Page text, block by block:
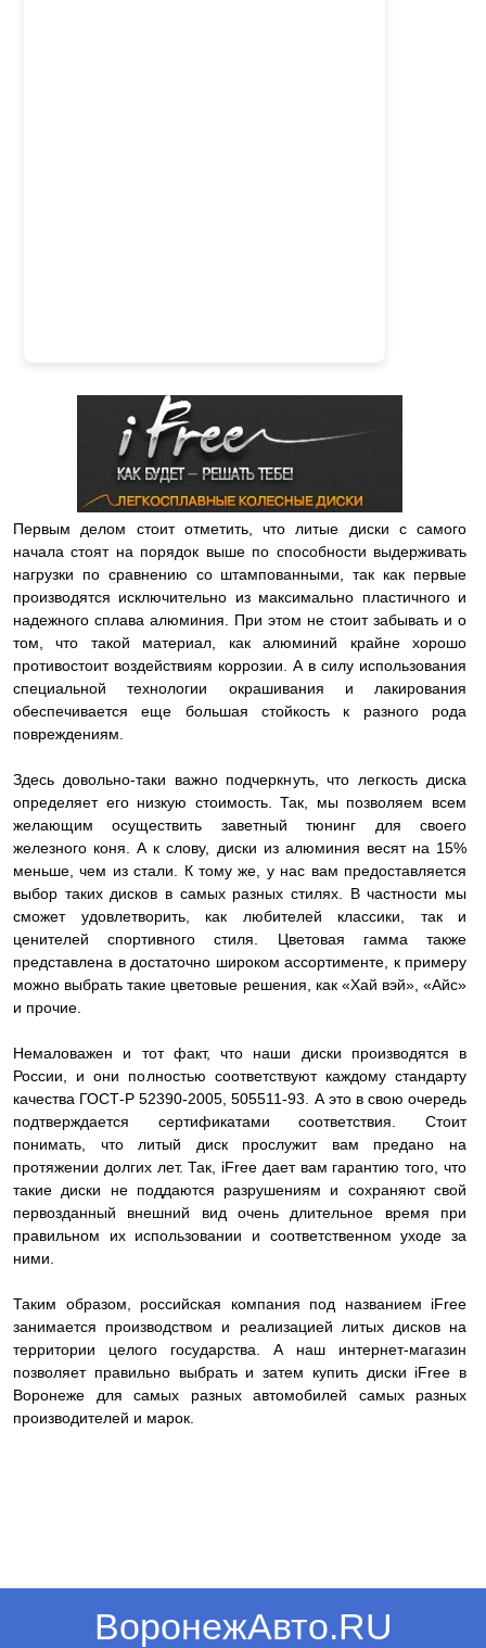
Первым делом стоит отметить, что литые диски с самого
начала стоят на порядок выше по способности выдерживать
нагрузки по сравнению со штампованными, так как первые
производятся исключительно из максимально пластичного и
надежного сплава алюминия. При этом не стоит забывать и о
том, что такой материал, как алюминий крайне хорошо
противостоит воздействиям коррозии. А в силу использования
специальной технологии окрашивания и лакирования
обеспечивается еще большая стойкость к разного рода
повреждениям.
Здесь довольно-таки важно подчеркнуть, что легкость диска
определяет его низкую стоимость. Так, мы позволяем всем
желающим осуществить заветный тюнинг для своего
железного коня. А к слову, диски из алюминия весят на 15%
меньше, чем из стали. К тому же, у нас вам предоставляется
выбор таких дисков в самых разных стилях. В частности мы
сможет удовлетворить, как любителей классики, так и
ценителей спортивного стиля. Цветовая гамма также
представлена в достаточно широком ассортименте, к примеру
можно выбрать такие цветовые решения, как «Хай вэй», «Айс»
и прочие.
Немаловажен и тот факт, что наши диски производятся в
России, и они полностью соответствуют каждому стандарту
качества ГОСТ-Р 52390-2005, 505511-93. А это в свою очередь
подтверждается сертификатами соответствия. Стоит
понимать, что литый диск прослужит вам предано на
протяжении долгих лет. Так, iFree дает вам гарантию того, что
такие диски не поддаются разрушениям и сохраняют свой
первозданный внешний вид очень длительное время при
правильном их использовании и соответственном уходе за
ними.
Таким образом, российская компания под названием iFree
занимается производством и реализацией литых дисков на
территории целого государства. А наш интернет-магазин
позволяет правильно выбрать и затем купить диски iFree в
Воронеже для самых разных автомобилей самых разных
производителей и марок.
ВоронежАвто.RU